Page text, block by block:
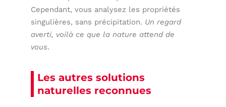
Cependant, vous analysez les propriétés
singulières, sans précipitation. Un regard
averti, voilà ce que la nature attend de
vous.
Les autres solutions
naturelles reconnues